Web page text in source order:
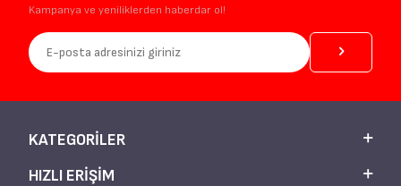
Kampanya ve yeniliklerden haberdar ol!
KATEGORILER
HIZLI ERIŞIM